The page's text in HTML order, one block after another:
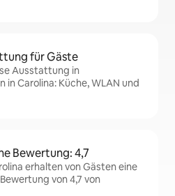
für Gäste
Ausstattung in
in Carolina: Küche, WLAN und
Bewertung: 4,7
erhalten von Gästen eine
von 4,7 von